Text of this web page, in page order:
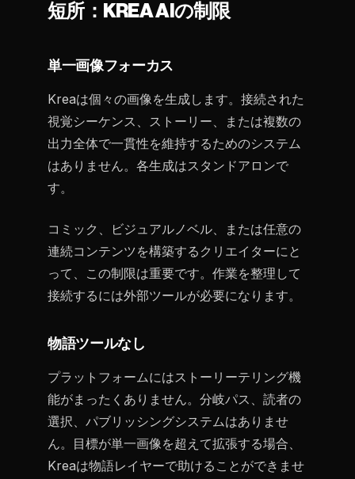
短所：KREA AIの制限
単一画像フォーカス
Kreaは個々の画像を生成します。接続された
視覚シーケンス、ストーリー、または複数の
出力全体で一貫性を維持するためのシステム
はありません。各生成はスタンドアロンで
す。
コミック、ビジュアルノベル、または任意の
連続コンテンツを構築するクリエイターにと
って、この制限は重要です。作業を整理して
接続するには外部ツールが必要になります。
物語ツールなし
プラットフォームにはストーリーテリング機
能がまったくありません。分岐パス、読者の
選択、パブリッシングシステムはありませ
ん。目標が単一画像を超えて拡張する場合、
Kreaは物語レイヤーで助けることができませ